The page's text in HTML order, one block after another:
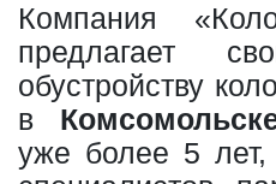
Компания
предлагает
обустройству
в
уже более 5